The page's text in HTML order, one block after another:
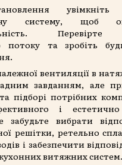
систему, щоб
Перевірте
потоку та зробіть
вентиляції в
завданням, але
підборі потрібних
і естетично
забудьте вибрати
решітки, ретельно
і забезпечити
витяжних систем.